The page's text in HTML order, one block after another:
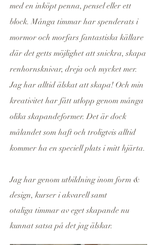
med en inköpt penna, pensel eller ett
block.Många timmar har spenderats i
mormor och morfars fantastiska källare
där det getts möjlighet att snickra, skapa
renhornsknivar, dreja och mycket mer.
Jag har alltid älskat att skapa! Och min
kreativitet har fått utlopp genom många
olika skapandeformer. Det är dock
målandet som haft och troligtvis alltid
kommer ha en speciell plats i mitt hjärta.
Jag har genom utbildning inom form &
design, kurser i akvarell samt
otaliga timmar av eget skapande nu
kunnat satsa på det jag älskar.